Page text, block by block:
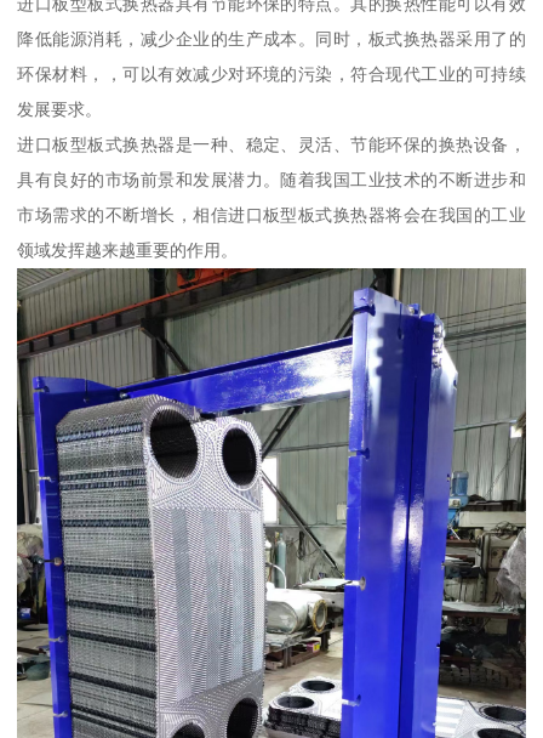
降低能源消耗，减少企业的生产成本。同时，板式换热器采用了的
环保材料，，可以有效减少对环境的污染，符合现代工业的可持续
发展要求。
进口板型板式换热器是一种、稳定、灵活、节能环保的换热设备，
具有良好的市场前景和发展潜力。随着我国工业技术的不断进步和
市场需求的不断增长，相信进口板型板式换热器将会在我国的工业
领域发挥越来越重要的作用。